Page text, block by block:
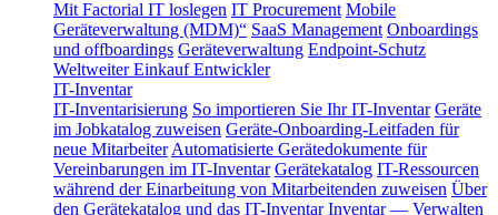
Mit Factorial IT loslegen IT Procurement Mobile
Geräteverwaltung (MDM)“ SaaS Management Onboardings
und offboardings Geräteverwaltung Endpoint-Schutz
Weltweiter EinkaufEntwickler
IT-Inventar
IT-Inventarisierung So importieren Sie Ihr IT-Inventar Geräte
im Jobkatalog zuweisen Geräte-Onboarding-Leitfaden für
neue Mitarbeiter Automatisierte Gerätedokumente für
Vereinbarungen im IT-Inventar Gerätekatalog IT-Ressourcen
während der Einarbeitung von Mitarbeitenden zuweisen Über
den Gerätekatalog und das IT-Inventar Inventar — Verwalten